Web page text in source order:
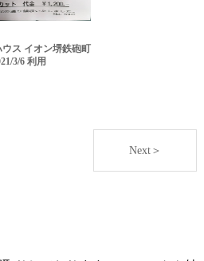
ウス イオン堺鉄砲町
3/6 利用
Next＞